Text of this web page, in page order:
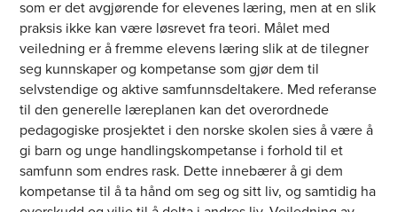
som er det avgjørende for elevenes læring, men at en slik
praksis ikke kan være løsrevet fra teori. Målet med
veiledning er å fremme elevens læring slik at de tilegner
seg kunnskaper og kompetanse som gjør dem til
selvstendige og aktive samfunnsdeltakere. Med referanse
til den generelle læreplanen kan det overordnede
pedagogiske prosjektet i den norske skolen sies å være å
gi barn og unge handlingskompetanse i forhold til et
samfunn som endres rask. Dette innebærer å gi dem
kompetanse til å ta hånd om seg og sitt liv, og samtidig ha